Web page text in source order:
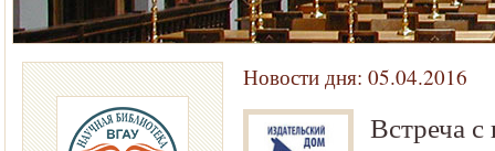
Новости дня: 05.04.2016
Встреча с